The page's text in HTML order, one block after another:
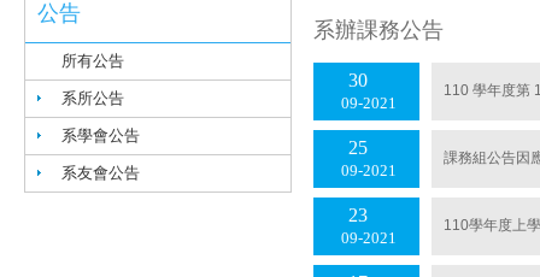
公告
所有公告
系所公告
系學會公告
系友會公告
系辦課務公告
09 2021
30 110 學年度第
09 2021
25 課務組公告因
09 2021
23 110學年度上